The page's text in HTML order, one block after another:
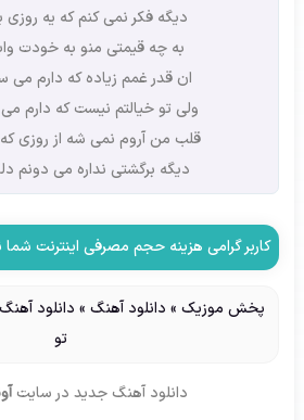
دیگه فکر نمی کنم که یه روزی
به چه قیمتی منو به خودت
ان قدر غمم زیاده که دارم می
ولی تو خیالتم نیست که دارم
قلب من آروم نمی شه از روزی
دیگه برگشتی نداره می دونم
کاربر گرامی هزینه حجم مصرفی اینترنت
پخش موزیک » دانلود آهنگ » دانلود
تو
دانلود آهنگ جدید در سایت